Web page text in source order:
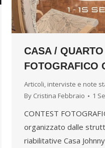
CASA /
FOTOGRAFICO
Articoli, interviste e note
By Cristina Febbraio 1
CONTEST
organizzato dalle
riabilitative Casa